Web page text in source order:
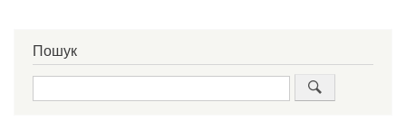
Пошук
Пошук